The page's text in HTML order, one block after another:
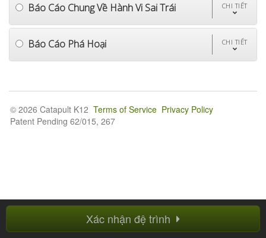
Báo Cáo Chung Về Hành Vi Sai Trái CHI TIẾT
Báo Cáo Phá Hoại CHI TIẾT
Xác nhận đệ trình
© 2026 Catapult K12 Terms of Service Privacy Policy
Patent Pending 62/015, 267